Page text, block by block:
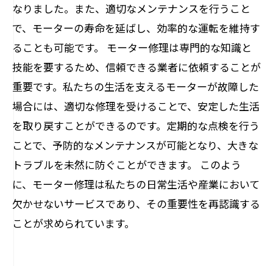
なりました。また、適切なメンテナンスを行うこと
で、モーターの寿命を延ばし、効率的な運転を維持す
ることも可能です。 モーター修理は専門的な知識と
技能を要するため、信頼できる業者に依頼することが
重要です。私たちの生活を支えるモーターが故障した
場合には、適切な修理を受けることで、安定した生活
を取り戻すことができるのです。定期的な点検を行う
ことで、予防的なメンテナンスが可能となり、大きな
トラブルを未然に防ぐことができます。 このよう
に、モーター修理は私たちの日常生活や産業において
欠かせないサービスであり、その重要性を再認識する
ことが求められています。